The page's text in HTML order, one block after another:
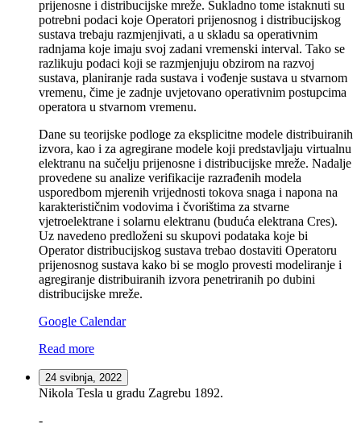
prijenosne i distribucijske mreže. Sukladno tome istaknuti su
potrebni podaci koje Operatori prijenosnog i distribucijskog
sustava trebaju razmjenjivati, a u skladu sa operativnim
radnjama koje imaju svoj zadani vremenski interval. Tako se
razlikuju podaci koji se razmjenjuju obzirom na razvoj
sustava, planiranje rada sustava i vođenje sustava u stvarnom
vremenu, čime je zadnje uvjetovano operativnim postupcima
operatora u stvarnom vremenu.
Dane su teorijske podloge za eksplicitne modele distribuiranih
izvora, kao i za agregirane modele koji predstavljaju virtualnu
elektranu na sučelju prijenosne i distribucijske mreže. Nadalje
provedene su analize verifikacije razrađenih modela
usporedbom mjerenih vrijednosti tokova snaga i napona na
karakterističnim vodovima i čvorištima za stvarne
vjetroelektrane i solarnu elektranu (buduća elektrana Cres).
Uz navedeno predloženi su skupovi podataka koje bi
Operator distribucijskog sustava trebao dostaviti Operatoru
prijenosnog sustava kako bi se moglo provesti modeliranje i
agregiranje distribuiranih izvora penetriranih po dubini
distribucijske mreže.
Google Calendar
Read more
24 svibnja, 2022
Nikola Tesla u gradu Zagrebu 1892.
-